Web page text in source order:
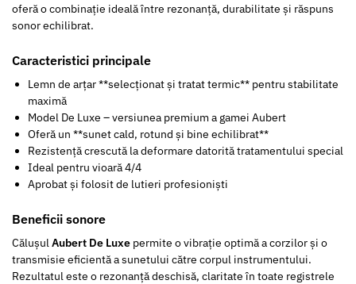
oferă o combinație ideală între rezonanță, durabilitate și răspuns
sonor echilibrat.
Caracteristici principale
Lemn de arțar **selecționat și tratat termic** pentru stabilitate
maximă
Model De Luxe – versiunea premium a gamei Aubert
Oferă un **sunet cald, rotund și bine echilibrat**
Rezistență crescută la deformare datorită tratamentului special
Ideal pentru vioară 4/4
Aprobat și folosit de lutieri profesioniști
Beneficii sonore
CălușulAubert De Luxe permite o vibrație optimă a corzilor și o
transmisie eficientă a sunetului către corpul instrumentului.
Rezultatul este o rezonanță deschisă, claritate în toate registrele